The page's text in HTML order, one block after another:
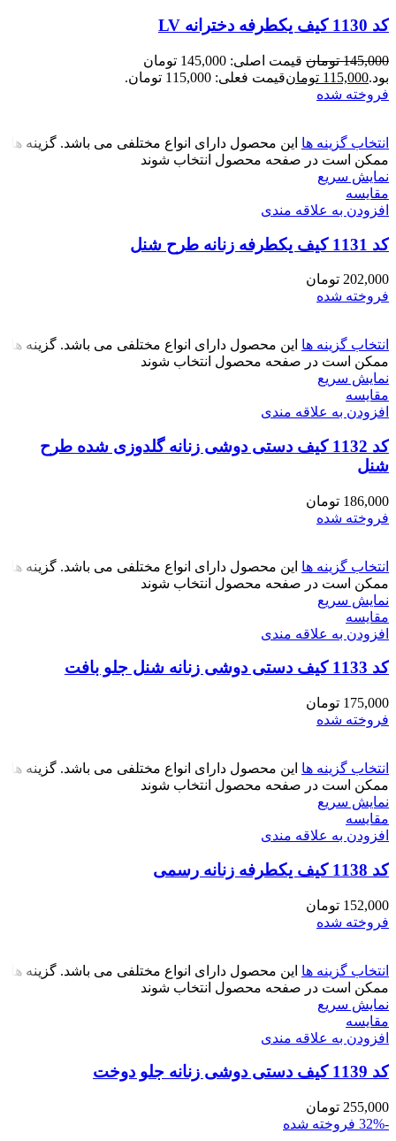
کد 1130 کیف یکطرفه دخترانه LV
145,000 تومان
قیمت اصلی: 145,000 تومان
بود.115,000 تومانقیمت فعلی: 115,000 تومان.
فروخته شده
انتخاب گزینه ها این محصول دارای انواع مختلفی می باشد. گزینه ها
ممکن است در صفحه محصول انتخاب شوند
نمایش سریع
مقايسه
افزودن به علاقه مندی
کد 1131 کیف یکطرفه زنانه طرح شنل
202,000 تومان
فروخته شده
انتخاب گزینه ها این محصول دارای انواع مختلفی می باشد. گزینه ها
ممکن است در صفحه محصول انتخاب شوند
نمایش سریع
مقايسه
افزودن به علاقه مندی
کد 1132 کیف دستی دوشی زنانه گلدوزی شده طرح
شنل
186,000 تومان
فروخته شده
انتخاب گزینه ها این محصول دارای انواع مختلفی می باشد. گزینه ها
ممکن است در صفحه محصول انتخاب شوند
نمایش سریع
مقايسه
افزودن به علاقه مندی
کد 1133 کیف دستی دوشی زنانه شنل جلو بافت
175,000 تومان
فروخته شده
انتخاب گزینه ها این محصول دارای انواع مختلفی می باشد. گزینه ها
ممکن است در صفحه محصول انتخاب شوند
نمایش سریع
مقايسه
افزودن به علاقه مندی
کد 1138 کیف یکطرفه زنانه رسمی
152,000 تومان
فروخته شده
انتخاب گزینه ها این محصول دارای انواع مختلفی می باشد. گزینه ها
ممکن است در صفحه محصول انتخاب شوند
نمایش سریع
مقايسه
افزودن به علاقه مندی
کد 1139 کیف دستی دوشی زنانه جلو دوخت
255,000 تومان
-32%
فروخته شده